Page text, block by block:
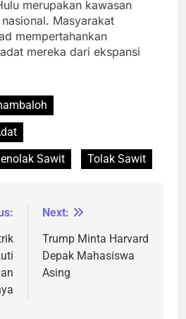
merupakan kawasan
Masyarakat
mempertahankan
mereka dari ekspansi
Sawit
Tolak Sawit
Next:
Trump Minta Harvard
Depak Mahasiswa
Asing